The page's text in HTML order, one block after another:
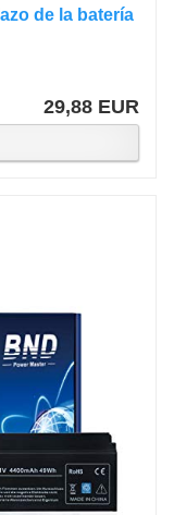
de la batería
29,88 EUR